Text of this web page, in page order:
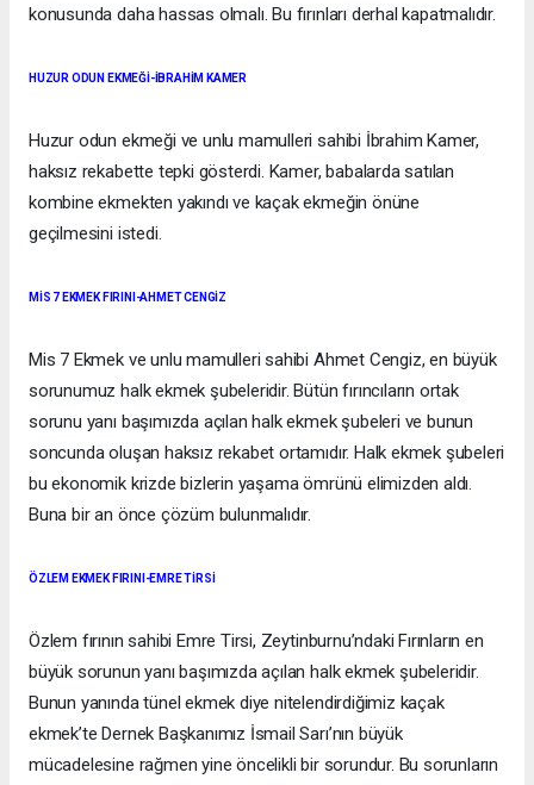
konusunda daha hassas olmalı. Bu fırınları derhal kapatmalıdır.
HUZUR ODUN EKMEĞİ-İBRAHİM KAMER
Huzur odun ekmeği ve unlu mamulleri sahibi İbrahim Kamer,
haksız rekabette tepki gösterdi. Kamer, babalarda satılan
kombine ekmekten yakındı ve kaçak ekmeğin önüne
geçilmesini istedi.
MİS 7 EKMEK FIRINI-AHMET CENGİZ
Mis 7 Ekmek ve unlu mamulleri sahibi Ahmet Cengiz, en büyük
sorunumuz halk ekmek şubeleridir. Bütün fırıncıların ortak
sorunu yanı başımızda açılan halk ekmek şubeleri ve bunun
soncunda oluşan haksız rekabet ortamıdır. Halk ekmek şubeleri
bu ekonomik krizde bizlerin yaşama ömrünü elimizden aldı.
Buna bir an önce çözüm bulunmalıdır.
ÖZLEM EKMEK FIRINI-EMRE TİRSİ
Özlem fırının sahibi Emre Tirsi, Zeytinburnu’ndaki Fırınların en
büyük sorunun yanı başımızda açılan halk ekmek şubeleridir.
Bunun yanında tünel ekmek diye nitelendirdiğimiz kaçak
ekmek’te Dernek Başkanımız İsmail Sarı’nın büyük
mücadelesine rağmen yine öncelikli bir sorundur. Bu sorunların